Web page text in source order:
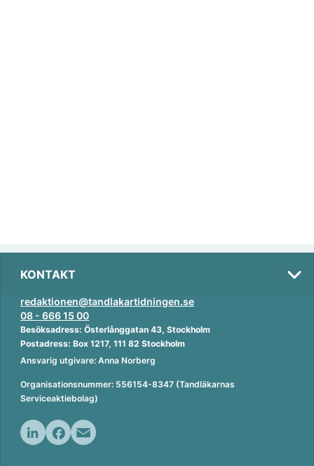
KONTAKT
redaktionen@tandlakartidningen.se
08 - 666 15 00
Besöksadress: Österlånggatan 43, Stockholm
Postadress: Box 1217, 111 82 Stockholm
Ansvarig utgivare: Anna Norberg
Organisationsnummer: 556154-8347 (Tandläkarnas
Serviceaktiebolag)